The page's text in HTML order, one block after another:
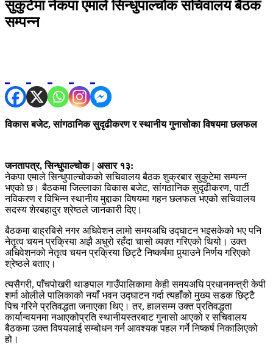
सुकुटेमा नेकपा एमाले सिन्धुपाल्चोक सचिवालय बैठक
सम्पन्न
विकास बजेट, सांगठानिक सुदृढीकरण र स्थानीय गुनासोका विषयमा छलफल
जनतापत्र, सिन्धुपाल्चोक | असार १३:
नेकपा एमाले सिन्धुपाल्चोकको सचिवालय बैठक शुक्रबार सुकुटेमा सम्पन्न
भएको छ। बैठकमा जिल्लाका विकास बजेट, सांगठानिक सुदृढीकरण, पार्टी
नविकरण र विभिन्न स्थानीय मुद्दाका विषयमा गहन छलफल भएको सचिवालय
सदस्य शेरबहादुर श्रेष्ठले जानकारी दिए।
बैठकमा बाह्रबिसे नगर अधिवेशन लामो समयअघि उद्घाटन भइसकेको भए पनि
नेतृत्व चयन प्रक्रिया अझै अधुरो रहँदा चासो व्यक्त गरिएको थियो। उक्त
अधिवेशनको नेतृत्व चयन प्रक्रिया छिट्टै निष्कर्षमा पुर्‍याउने निर्णय गरिएको
श्रेष्ठले बताए।
त्यसैगरी, पाँचपोखरी थाङपाल गाउँपालिकामा केही समयअघि प्रधानमन्त्री केपी
शर्मा ओलीले पालिकाको नयाँ भवन उद्घाटन गर्दा त्यहाँको मुख्य सडक छिट्टै
पिच गरिने प्रतिवद्धता जनाएका थिए। तर, हालसम्म उक्त प्रतिवद्धता
कार्यान्वयनमा नआएकोप्रति स्थानीयस्तरबाट गुनासो आएको र सचिवालय
बैठकमा उक्त विषयलाई सम्बोधन गर्न आवश्यक पहल गर्ने निष्कर्ष निकालिएको
हो।